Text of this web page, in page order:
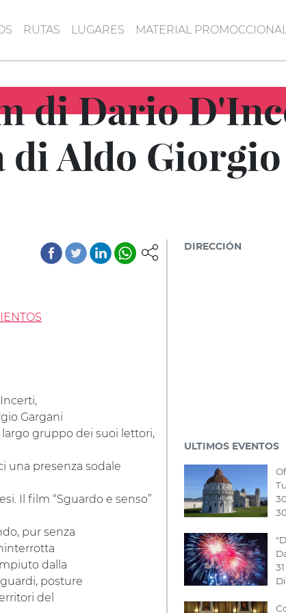
RUTAS LUGARES MATERIAL PROMOCCIONAL
di Dario
di Aldo Giorgio
Gargani
gruppo dei suoi lettori,
una presenza sodale
Il film “Sguardo e senso”
pur senza
dalla
posture
del
DIRECCIÓN
ULTIMOS EVENTOS